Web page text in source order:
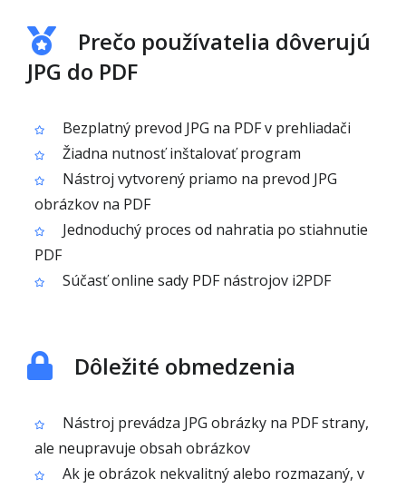
Prečo používatelia dôverujú
JPG do PDF
Bezplatný prevod JPG na PDF v prehliadači
Žiadna nutnosť inštalovať program
Nástroj vytvorený priamo na prevod JPG
obrázkov na PDF
Jednoduchý proces od nahratia po stiahnutie
PDF
Súčasť online sady PDF nástrojov i2PDF
Dôležité obmedzenia
Nástroj prevádza JPG obrázky na PDF strany,
ale neupravuje obsah obrázkov
Ak je obrázok nekvalitný alebo rozmazaný, v